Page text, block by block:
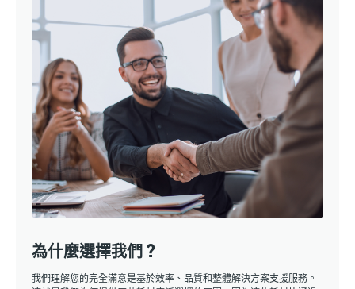
為什麼選擇我們？
我們理解您的完全滿意是基於效率、品質和整體解決方案支援服務。